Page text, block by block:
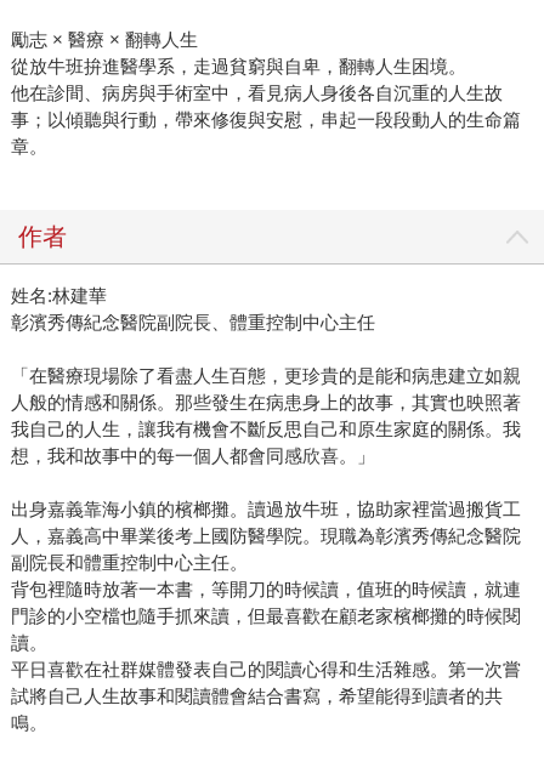
勵志 × 醫療 × 翻轉人生
從放牛班拚進醫學系，走過貧窮與自卑，翻轉人生困境。
他在診間、病房與手術室中，看見病人身後各自沉重的人生故
事；以傾聽與行動，帶來修復與安慰，串起一段段動人的生命篇
章。
作者
姓名:林建華
彰濱秀傳紀念醫院副院長、體重控制中心主任
「在醫療現場除了看盡人生百態，更珍貴的是能和病患建立如親
人般的情感和關係。那些發生在病患身上的故事，其實也映照著
我自己的人生，讓我有機會不斷反思自己和原生家庭的關係。我
想，我和故事中的每一個人都會同感欣喜。」
出身嘉義靠海小鎮的檳榔攤。讀過放牛班，協助家裡當過搬貨工
人，嘉義高中畢業後考上國防醫學院。現職為彰濱秀傳紀念醫院
副院長和體重控制中心主任。
背包裡隨時放著一本書，等開刀的時候讀，值班的時候讀，就連
門診的小空檔也隨手抓來讀，但最喜歡在顧老家檳榔攤的時候閱
讀。
平日喜歡在社群媒體發表自己的閱讀心得和生活雜感。第一次嘗
試將自己人生故事和閱讀體會結合書寫，希望能得到讀者的共
鳴。